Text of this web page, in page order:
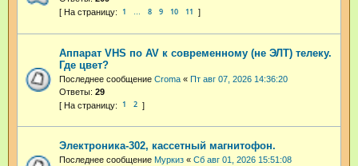
1 … 8 9 10 11
Аппарат VHS по AV к современному (не ЭЛТ) телеку.
Где цвет?
Последнее сообщение Croma « Пт авг 07, 2026 14:36:20
Ответы: 29
1 2
Электроника-302, кассетный магнитофон.
Последнее сообщение Муркиз « Сб авг 01, 2026 15:51:08